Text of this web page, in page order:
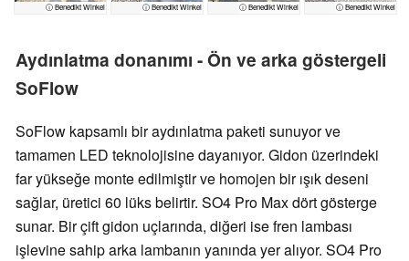
ⓘ Benedikt Winkel ⓘ Benedikt Winkel ⓘ Benedikt Winkel ⓘ Benedikt Winkel
Aydınlatma donanımı - Ön ve arka göstergeli
SoFlow
SoFlow kapsamlı bir aydınlatma paketi sunuyor ve
tamamen LED teknolojisine dayanıyor. Gidon üzerindeki
far yükseğe monte edilmiştir ve homojen bir ışık deseni
sağlar, üretici 60 lüks belirtir. SO4 Pro Max dört gösterge
sunar. Bir çift gidon uçlarında, diğeri ise fren lambası
işlevine sahip arka lambanın yanında yer alıyor. SO4 Pro